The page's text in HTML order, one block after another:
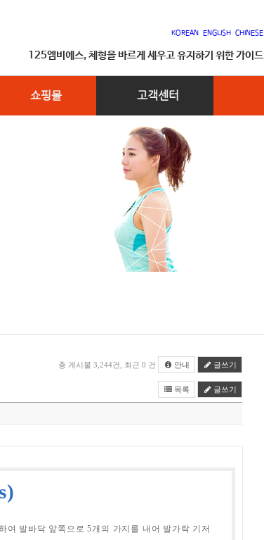
KOREAN ENGLISH CHINESE
125엠비에스, 체형을 바르게 세우고 유지하기 위한 가이드
쇼핑몰 고객센터
총 게시물 3,244건, 최근 0 건 안내 글쓰기
목록 글쓰기
여 발바닥 앞쪽으로 5개의 가지를 내어 발가락 기저